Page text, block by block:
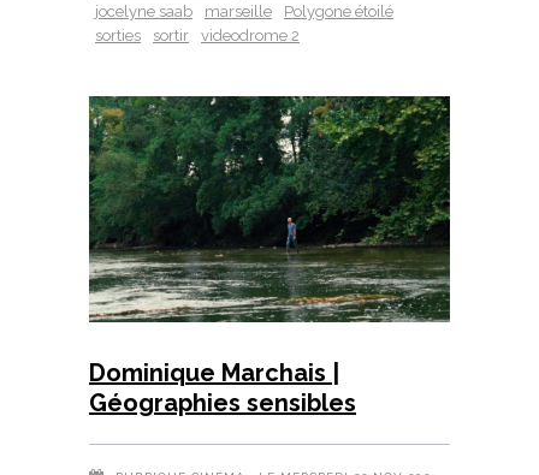
jocelyne saab
marseille
Polygone étoilé
sorties
sortir videodrome 2
Dominique Marchais |
Géographies sensibles